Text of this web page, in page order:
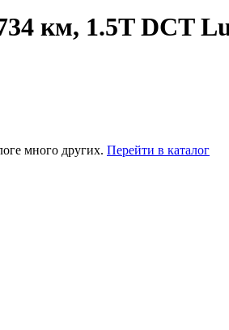
км, 1.5T DCT
много других. Перейти в каталог